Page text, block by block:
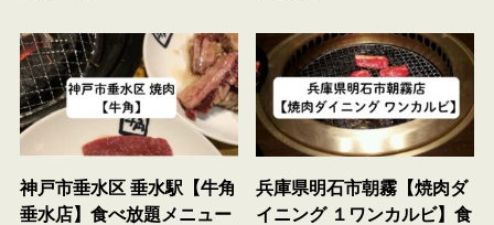
神戸市垂水区 垂水駅【牛角
垂水店】食べ放題メニュー
兵庫県明石市朝霧【焼肉ダ
イニング １ワンカルビ】食